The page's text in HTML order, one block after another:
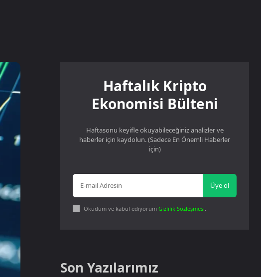
Haftalık Kripto
Ekonomisi Bülteni
Haftasonu keyifle okuyabileceğiniz analizler ve
haberler için kaydolun. (Sadece En Önemli Haberler
için)
Üye ol
Okudum ve kabul ediyorumGizlilik Sözleşmesi.
Son Yazılarımız